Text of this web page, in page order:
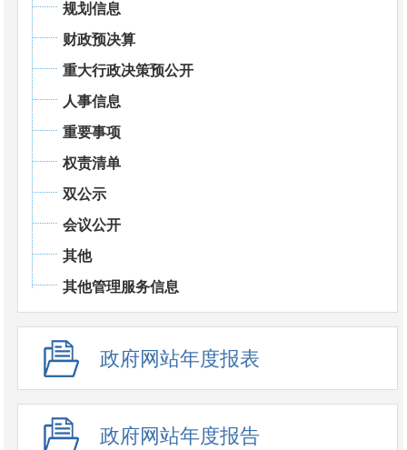
规划信息
财政预决算
重大行政决策预公开
人事信息
重要事项
权责清单
双公示
会议公开
其他
其他管理服务信息
政府网站年度报表
政府网站年度报告